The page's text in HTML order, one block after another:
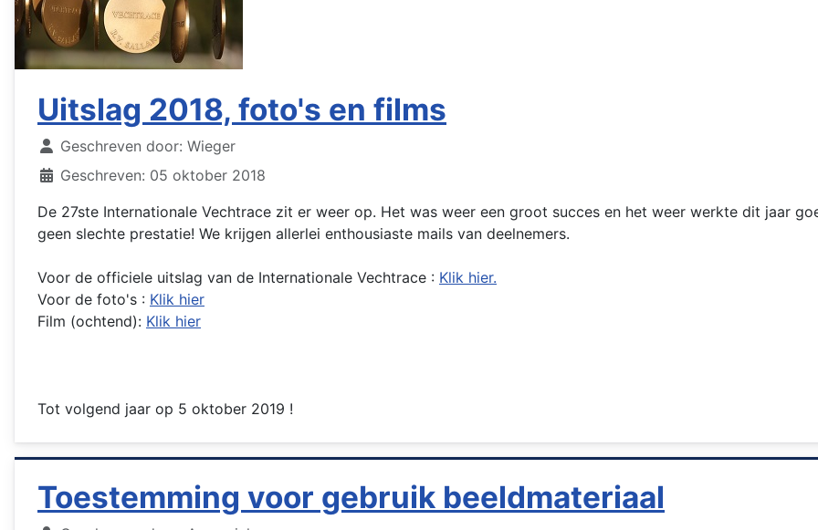
Uitslag 2018, foto's en films
Details
Geschreven door: Wieger
Geschreven: 05 oktober 2018
De 27ste Internationale Vechtrace zit er weer op. Het was weer een groot succes en het weer werkte dit jaar
geen slechte prestatie! We krijgen allerlei enthousiaste mails van deelnemers.
Voor de officiele uitslag van de Internationale Vechtrace : Klik hier.
Voor de foto's : Klik hier
Film (ochtend): Klik hier
Tot volgend jaar op 5 oktober 2019 !
Toestemming voor gebruik beeldmateriaal